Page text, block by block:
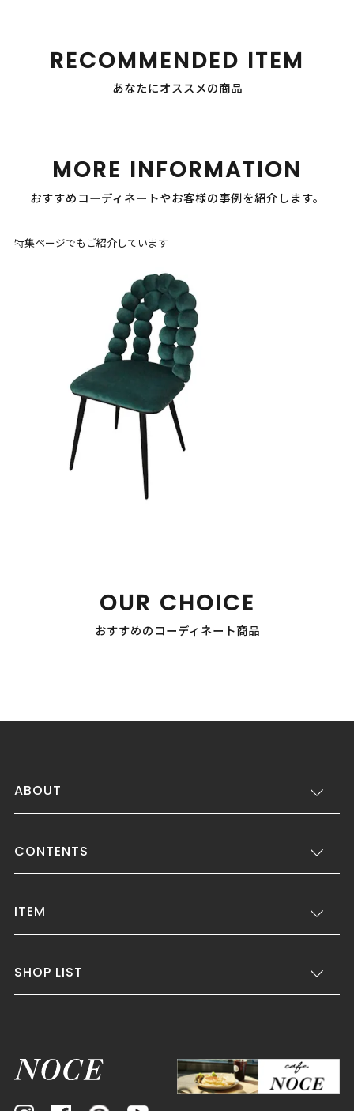
RECOMMENDED ITEM
あなたにオススメの商品
MORE INFORMATION
おすすめコーディネートやお客様の事例を紹介します。
特集ページでもご紹介しています
OUR CHOICE
おすすめのコーディネート商品
ABOUT
CONTENTS
ITEM
SHOP LIST